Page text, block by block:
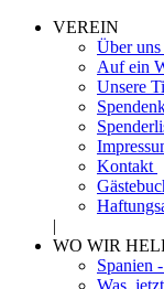
VEREIN
Über uns
Auf ein
Unsere
Kontakt
|
WO WIR
Spanien
Was,